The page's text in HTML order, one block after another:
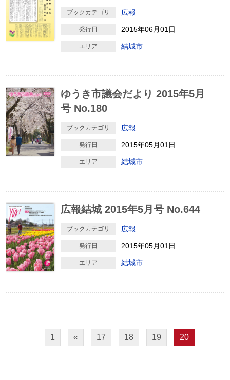
ブックカテゴリ 広報
発行日 2015年06月01日
エリア 結城市
ゆうき市議会だより 2015年5月
号 No.180
ブックカテゴリ 広報
発行日 2015年05月01日
エリア 結城市
広報結城 2015年5月号 No.644
ブックカテゴリ 広報
発行日 2015年05月01日
エリア 結城市
1 « 17 18 19 20